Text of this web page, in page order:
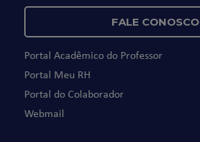
FALE CONOSCO
Portal Acadêmico do Professor
Portal Meu RH
Portal do Colaborador
Webmail